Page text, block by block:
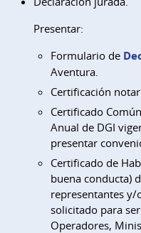
Presentar:
Formulario de
Aventura.
Certificación
Certificado
Anual de DGI
presentar
Certificado de
buena conducta)
representantes y/
solicitado para
Operadores,